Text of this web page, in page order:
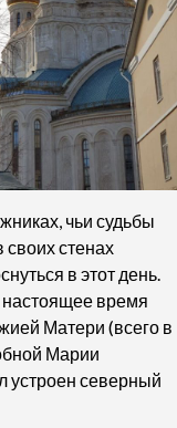
чьи судьбы
стенах
в этот день.
настоящее время
Матери (всего в
Марии
устроен северный